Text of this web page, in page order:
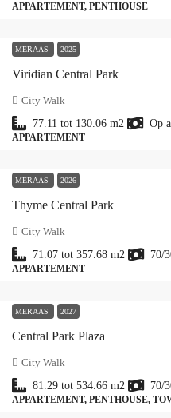
APPARTEMENT, PENTHOUSE
MERAAS 2025
Viridian Central Park
City Walk
77.11 tot 130.06 m2 Op
APPARTEMENT
MERAAS 2026
Thyme Central Park
City Walk
71.07 tot 357.68 m2 70/
APPARTEMENT
MERAAS 2027
Central Park Plaza
City Walk
81.29 tot 534.66 m2 70/
APPARTEMENT, PENTHOUSE,